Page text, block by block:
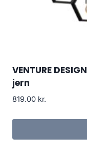
VENTURE
jern
819.00 kr.